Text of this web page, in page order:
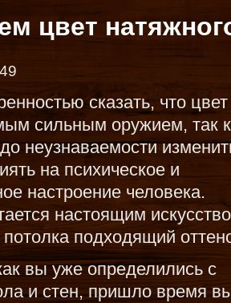
цвет
сказать, что цвет
сильным оружием, так
неузнаваемости
на психическое и
настроение человека.
настоящим
подходящий
вы уже определились с
и стен, пришло время